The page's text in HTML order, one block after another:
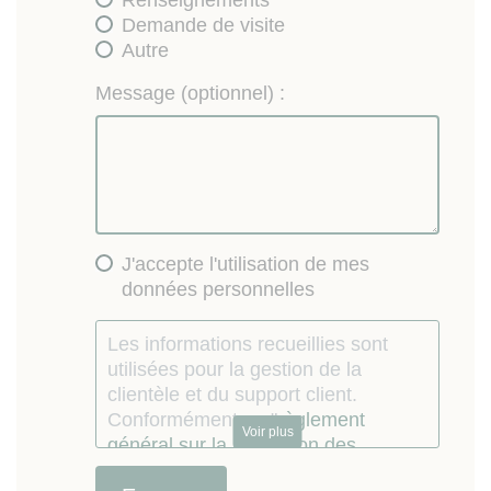
Demande de visite
Autre
Message (optionnel) :
J'accepte l'utilisation de mes
données personnelles
Les informations recueillies sont
utilisées pour la gestion de la
clientèle et du support client.
Conformément au "règlement
général sur la protection des
données personnelles
Voir plus